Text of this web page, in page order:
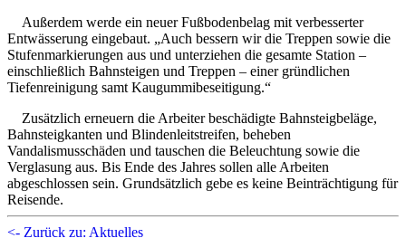
Außerdem werde ein neuer Fußbodenbelag mit verbesserter
Entwässerung eingebaut. „Auch bessern wir die Treppen sowie die
Stufenmarkierungen aus und unterziehen die gesamte Station –
einschließlich Bahnsteigen und Treppen – einer gründlichen
Tiefenreinigung samt Kaugummibeseitigung.“
Zusätzlich erneuern die Arbeiter beschädigte Bahnsteigbeläge,
Bahnsteigkanten und Blindenleitstreifen, beheben
Vandalismusschäden und tauschen die Beleuchtung sowie die
Verglasung aus. Bis Ende des Jahres sollen alle Arbeiten
abgeschlossen sein. Grundsätzlich gebe es keine Beinträchtigung für
Reisende.
<- Zurück zu: Aktuelles